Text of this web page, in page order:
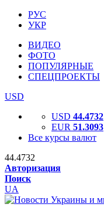
РУС
УКР
ВИДЕО
ФОТО
ПОПУЛЯРНЫЕ
СПЕЦПРОЕКТЫ
USD
USD 44.4732
EUR 51.3093
Все курсы валют
44.4732
Авторизация
Поиск
UA